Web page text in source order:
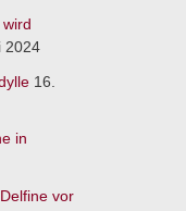
2024
16.
in
vor